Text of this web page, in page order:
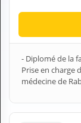
Clinic
Laboratory
Veterinarian
Y
- Diplomé de la
Prise en charge
médecine de